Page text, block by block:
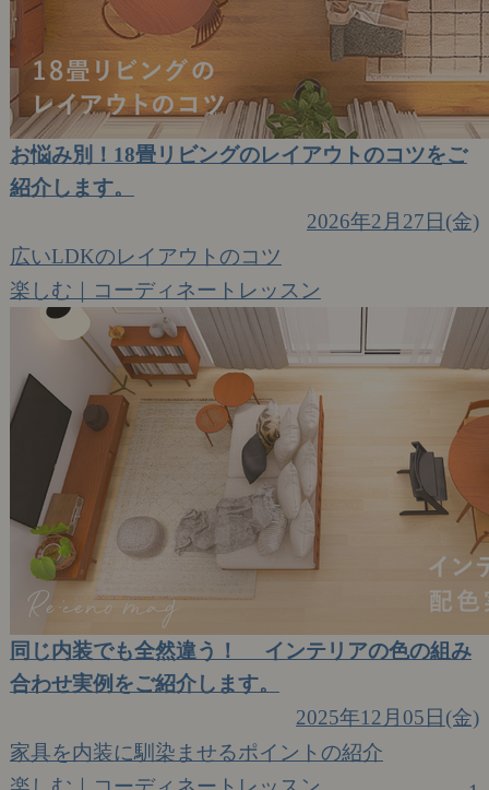
お悩み別！18畳リビングのレイアウトのコツをご
紹介します。
2026年2月27日(金)
広いLDKのレイアウトのコツ
楽しむ｜コーディネートレッスン
同じ内装でも全然違う！ インテリアの色の組み
合わせ実例をご紹介します。
2025年12月05日(金)
家具を内装に馴染ませるポイントの紹介